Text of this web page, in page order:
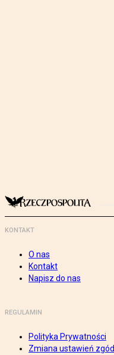
KONTAKT
O nas
Kontakt
Napisz do nas
REGULAMIN
Polityka Prywatności
Zmiana ustawień zgód